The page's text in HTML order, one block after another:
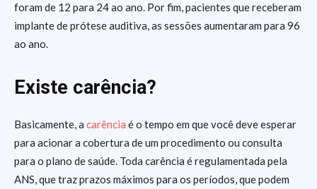
foram de 12 para 24 ao ano. Por fim, pacientes que receberam
implante de prótese auditiva, as sessões aumentaram para 96
ao ano.
Existe carência?
Basicamente, a carência é o tempo em que você deve esperar
para acionar a cobertura de um procedimento ou consulta
para o plano de saúde. Toda carência é regulamentada pela
ANS, que traz prazos máximos para os períodos, que podem